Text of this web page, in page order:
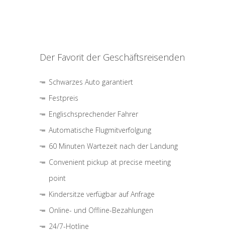
Der Favorit der Geschäftsreisenden
Schwarzes Auto garantiert
Festpreis
Englischsprechender Fahrer
Automatische Flugmitverfolgung
60 Minuten Wartezeit nach der Landung
Convenient pickup at precise meeting
point
Kindersitze verfügbar auf Anfrage
Online- und Offline-Bezahlungen
24/7-Hotline